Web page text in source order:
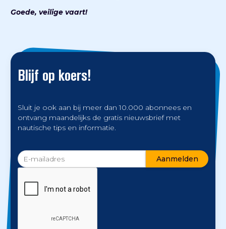
Goede, veilige vaart!
Blijf op koers!
Sluit je ook aan bij meer dan 10.000 abonnees en
ontvang maandelijks de gratis nieuwsbrief met
nautische tips en informatie.